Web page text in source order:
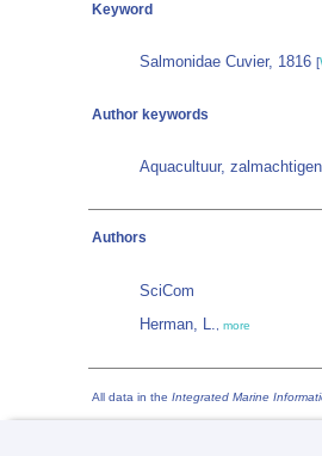
Keyword
Salmonidae Cuvier, 1816 [
Author keywords
Aquacultuur,
Authors
SciCom
Herman, L.
more
All data in the Integrated Marine